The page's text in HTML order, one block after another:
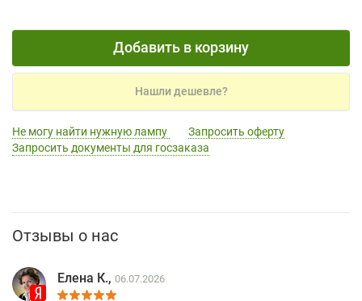
Добавить в корзину
Нашли дешевле?
Не могу найти нужную лампу
Запросить оферту
Запросить документы для госзаказа
Отзывы о нас
Елена К., 06.07.2026